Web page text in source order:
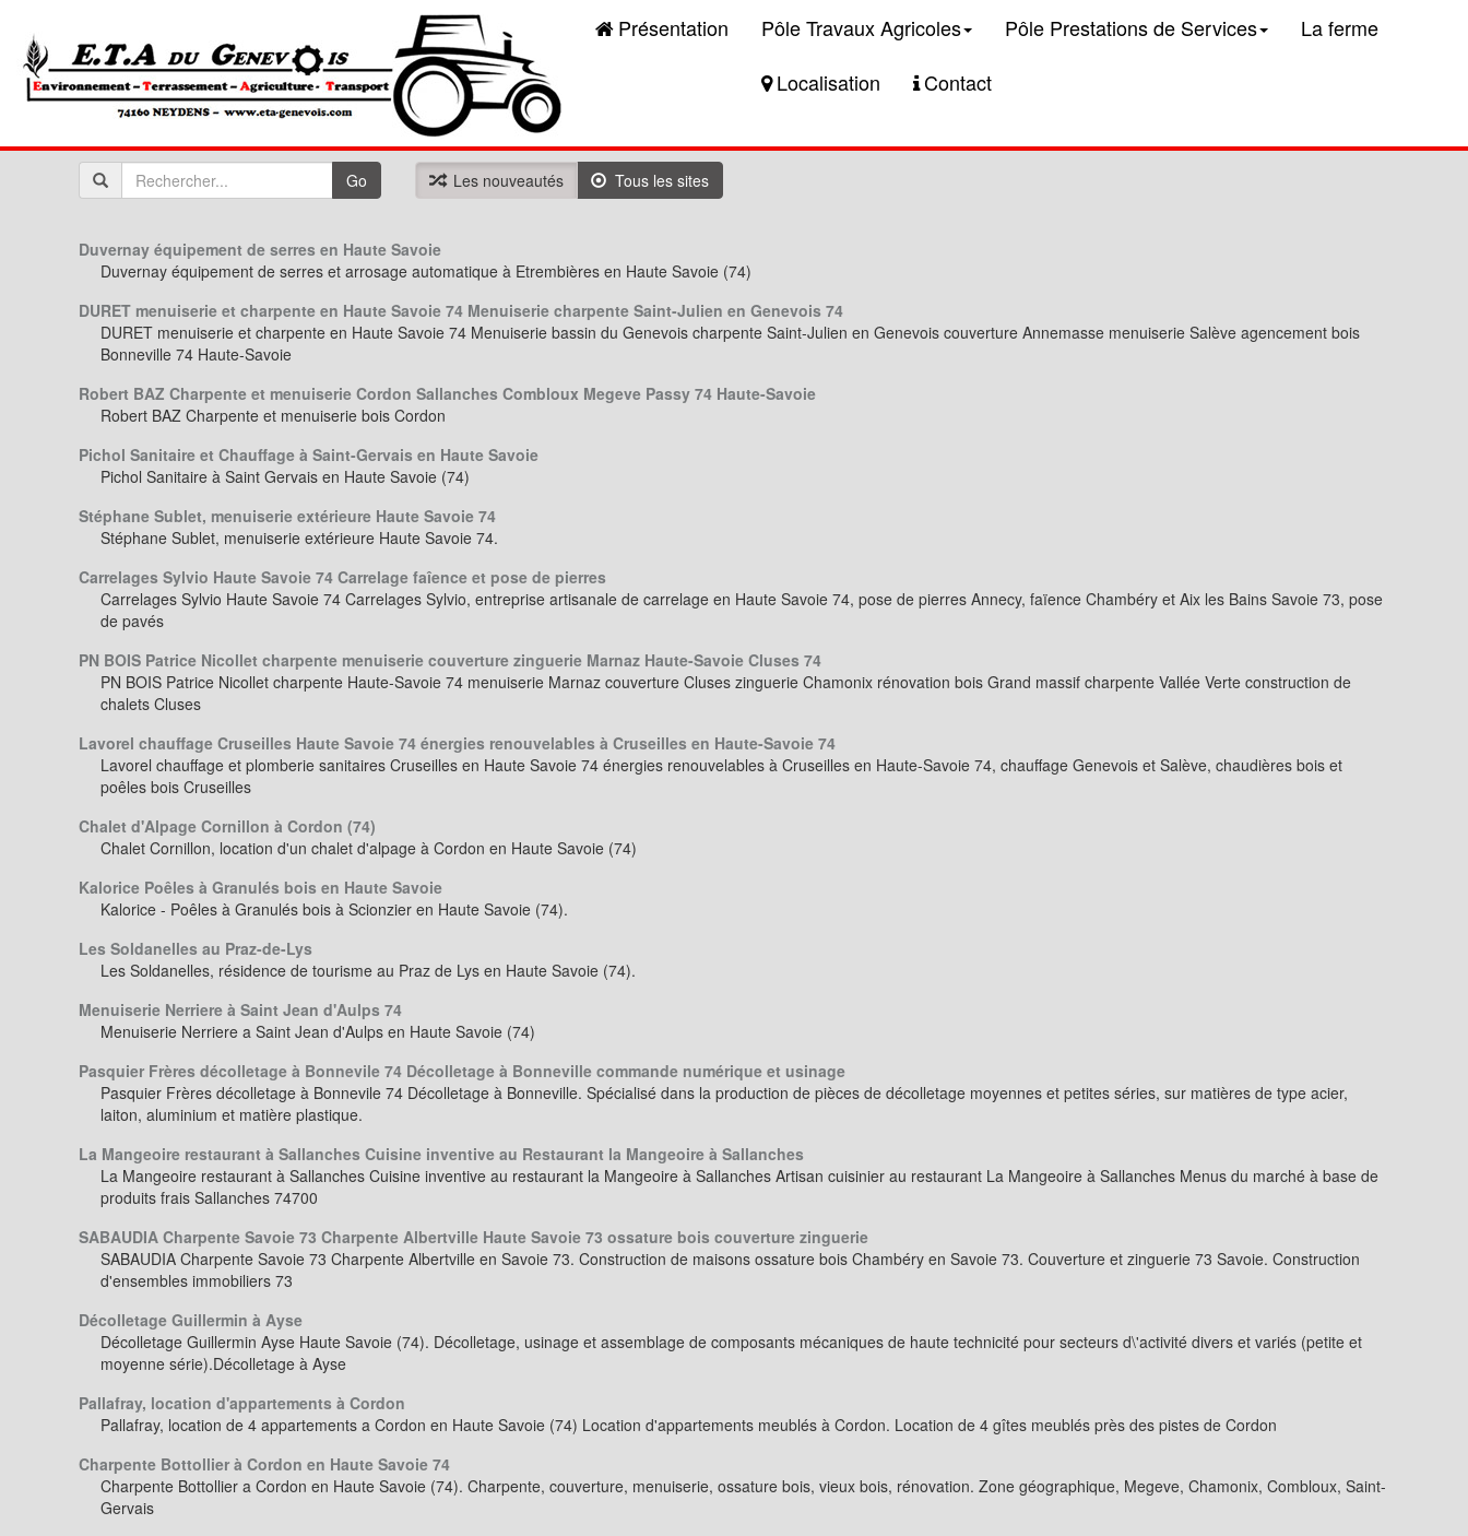
Présentation Pôle Travaux Agricoles Pôle Prestations de Services
La ferme
Localisation
Contact
Go Les nouveautés Tous les sites
Duvernay équipement de serres en Haute Savoie
Duvernay équipement de serres et arrosage automatique à Etrembières en Haute Savoie (74)
DURET menuiserie et charpente en Haute Savoie 74 Menuiserie charpente Saint-Julien en Genevois 74
DURET menuiserie et charpente en Haute Savoie 74 Menuiserie bassin du Genevois charpente Saint-Julien en Genevois couverture Annemasse menuiserie Salève agencement bois
Bonneville 74 Haute-Savoie
Robert BAZ Charpente et menuiserie Cordon Sallanches Combloux Megeve Passy 74 Haute-Savoie
Robert BAZ Charpente et menuiserie bois Cordon
Pichol Sanitaire et Chauffage à Saint-Gervais en Haute Savoie
Pichol Sanitaire à Saint Gervais en Haute Savoie (74)
Stéphane Sublet, menuiserie extérieure Haute Savoie 74
Stéphane Sublet, menuiserie extérieure Haute Savoie 74.
Carrelages Sylvio Haute Savoie 74 Carrelage faîence et pose de pierres
Carrelages Sylvio Haute Savoie 74 Carrelages Sylvio, entreprise artisanale de carrelage en Haute Savoie 74, pose de pierres Annecy, faïence Chambéry et Aix les Bains Savoie 73, pose
de pavés
PN BOIS Patrice Nicollet charpente menuiserie couverture zinguerie Marnaz Haute-Savoie Cluses 74
PN BOIS Patrice Nicollet charpente Haute-Savoie 74 menuiserie Marnaz couverture Cluses zinguerie Chamonix rénovation bois Grand massif charpente Vallée Verte construction de
chalets Cluses
Lavorel chauffage Cruseilles Haute Savoie 74 énergies renouvelables à Cruseilles en Haute-Savoie 74
Lavorel chauffage et plomberie sanitaires Cruseilles en Haute Savoie 74 énergies renouvelables à Cruseilles en Haute-Savoie 74, chauffage Genevois et Salève, chaudières bois et
poêles bois Cruseilles
Chalet d'Alpage Cornillon à Cordon (74)
Chalet Cornillon, location d'un chalet d'alpage à Cordon en Haute Savoie (74)
Kalorice Poêles à Granulés bois en Haute Savoie
Kalorice - Poêles à Granulés bois à Scionzier en Haute Savoie (74).
Les Soldanelles au Praz-de-Lys
Les Soldanelles, résidence de tourisme au Praz de Lys en Haute Savoie (74).
Menuiserie Nerriere à Saint Jean d'Aulps 74
Menuiserie Nerriere a Saint Jean d'Aulps en Haute Savoie (74)
Pasquier Frères décolletage à Bonnevile 74 Décolletage à Bonneville commande numérique et usinage
Pasquier Frères décolletage à Bonnevile 74 Décolletage à Bonneville. Spécialisé dans la production de pièces de décolletage moyennes et petites séries, sur matières de type acier,
laiton, aluminium et matière plastique.
La Mangeoire restaurant à Sallanches Cuisine inventive au Restaurant la Mangeoire à Sallanches
La Mangeoire restaurant à Sallanches Cuisine inventive au restaurant la Mangeoire à Sallanches Artisan cuisinier au restaurant La Mangeoire à Sallanches Menus du marché à base de
produits frais Sallanches 74700
SABAUDIA Charpente Savoie 73 Charpente Albertville Haute Savoie 73 ossature bois couverture zinguerie
SABAUDIA Charpente Savoie 73 Charpente Albertville en Savoie 73. Construction de maisons ossature bois Chambéry en Savoie 73. Couverture et zinguerie 73 Savoie. Construction
d'ensembles immobiliers 73
Décolletage Guillermin à Ayse
Décolletage Guillermin Ayse Haute Savoie (74). Décolletage, usinage et assemblage de composants mécaniques de haute technicité pour secteurs d\'activité divers et variés (petite et
moyenne série).Décolletage à Ayse
Pallafray, location d'appartements à Cordon
Pallafray, location de 4 appartements a Cordon en Haute Savoie (74) Location d'appartements meublés à Cordon. Location de 4 gîtes meublés près des pistes de Cordon
Charpente Bottollier à Cordon en Haute Savoie 74
Charpente Bottollier a Cordon en Haute Savoie (74). Charpente, couverture, menuiserie, ossature bois, vieux bois, rénovation. Zone géographique, Megeve, Chamonix, Combloux, Saint-
Gervais